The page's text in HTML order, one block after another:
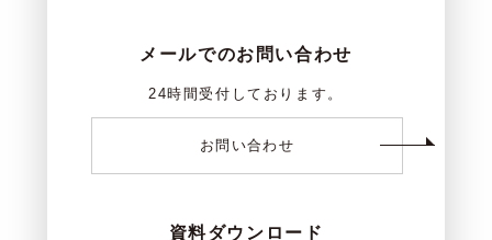
メールでのお問い合わせ
24時間受付しております。
お問い合わせ
資料ダウンロード